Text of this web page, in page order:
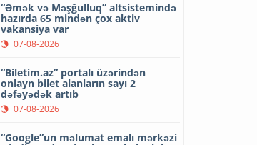
“Əmək və Məşğulluq” altsistemində
hazırda 65 mindən çox aktiv
vakansiya var
07-08-2026
“Biletim.az” portalı üzərindən
onlayn bilet alanların sayı 2
dəfəyədək artıb
07-08-2026
“Google”un məlumat emalı mərkəzi